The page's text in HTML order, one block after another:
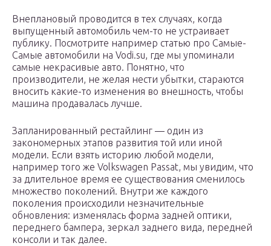
Внеплановый проводится в тех случаях, когда
выпущенный автомобиль чем-то не устраивает
публику. Посмотрите например статью про Самые-
Самые автомобили на Vodi.su, где мы упоминали
самые некрасивые авто. Понятно, что
производители, не желая нести убытки, стараются
вносить какие-то изменения во внешность, чтобы
машина продавалась лучше.
Запланированный рестайлинг — один из
закономерных этапов развития той или иной
модели. Если взять историю любой модели,
например того же Volkswagen Passat, мы увидим, что
за длительное время ее существования сменилось
множество поколений. Внутри же каждого
поколения происходили незначительные
обновления: изменялась форма задней оптики,
переднего бампера, зеркал заднего вида, передней
консоли и так далее.